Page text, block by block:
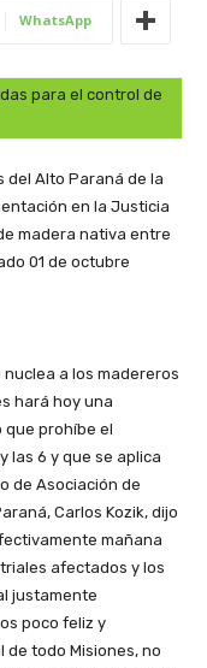
WhatsApp
para el control de
del Alto Paraná de la
en la Justicia
madera nativa entre
01 de octubre
nuclea a los madereros
hará hoy una
prohíbe el
las 6 y que se aplica
de Asociación de
Carlos Kozik, dijo
mañana
afectados y los
justamente
poco feliz y
todo Misiones, no